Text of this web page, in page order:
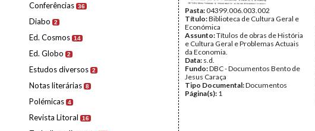
Conferências 36
Diabo 2
Ed. Cosmos 14
Ed. Globo 2
Estudos diversos 2
Notas literárias 8
Polémicas 4
Revista Litoral 16
Pasta:04399.006.003.002
Título:Biblioteca de Cultura Geral e
Económica
Assunto:Títulos de obras de História
e Cultura Geral e Problemas Actuais
da Economia.
Data: s.d.
Fundo:DBC - Documentos Bento de
Jesus Caraça
Tipo Documental:Documentos
Página(s): 1